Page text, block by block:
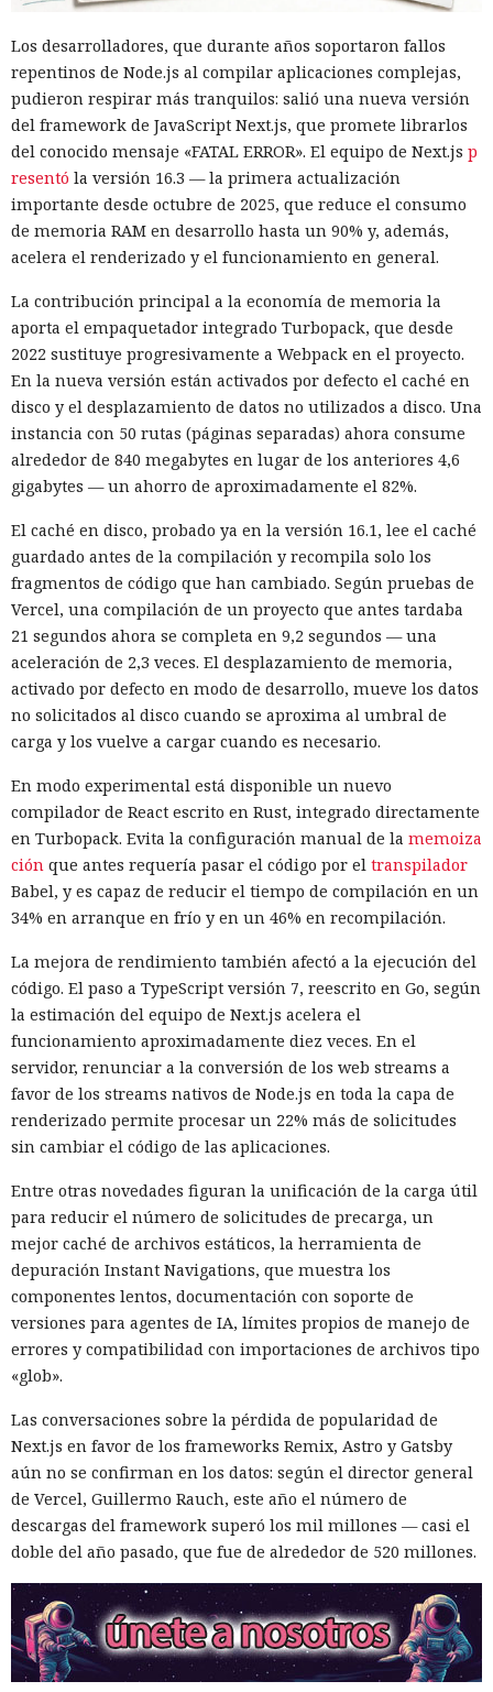
Según el representante de Zenity Michael Bargury, de entre
todos los navegadores con IA probados, Atlas contaba con
más barreras de seguridad, pero aun así consiguieron
sortearlas. Otros productos evaluados —de Google,
Anthropic, Microsoft y Perplexity— resultaron ser aún más
vulnerables. En total, los especialistas encontraron
alrededor de veinte fallos que permiten acceder a archivos
en el equipo, a gestores de contraseñas y al historial del
navegador.
Zenity comunicó los hallazgos a OpenAI ya en enero. La
compañía confirmó que luego reforzó la protección de Atlas
y que aplicó las mismas medidas a las funciones de
navegador en la aplicación ChatGPT. La propia compañía
dejará de mantener Atlas el 9 de agosto. Como alternativa,
OpenAIofrece a los usuariosla aplicación de escritorio
ChatGPT o la extensión para Chrome.
sustitución de instrucciones dentro de páginas que parecen
normales, por lo que confiar únicamente en las
comprobaciones integradas de la IA no es suficiente: se
necesitan restricciones más estrictas, que no dependan del
criterio del propio modelo, sobre qué acciones y con qué
nivel de acceso puede ejecutar el navegador de forma
automática.
Inspecciones que forzarán su
salida del mercado: China toma
represalias contra EE. UU. a
través de Palo Alto Networks
12:43 / 07.08.2026
Otra corporación corre el riesgo de repetir la triste suerte de
sus predecesoras.
Las sanciones y restricciones contra las empresas
tecnológicas chinas por parte de las autoridades
estadounidenses hace tiempo que son noticia habitual —
ahora un escenario similarse está desarrollandoen sentido
inverso. La Administración del Ciberespacio de China
anunció el inicio de una revisión de los productos de la
territorio del país, citando riesgos para la infraestructura
informática crítica y la seguridad nacional.
El regulador no nombró productos concretos de la compañía
sujetos a revisión, no reveló la naturaleza de posibles
vulnerabilidades ni precisó qué medidas podrían seguir en
caso de detectarse incumplimientos.
La decisión se produjo en medio del empeoramiento de las
disputas comerciales y tecnológicas entre Pekín y
Washington, que ponen en peligro la frágil tregua
Los desarrolladores, que durante años soportaron fallos
repentinos de Node.js al compilar aplicaciones complejas,
pudieron respirar más tranquilos: salió una nueva versión
del framework de JavaScript Next.js, que promete librarlos
del conocido mensaje «FATAL ERROR». El equipo de Next.js p
resentó la versión 16.3 — la primera actualización
importante desde octubre de 2025, que reduce el consumo
de memoria RAM en desarrollo hasta un 90% y, además,
acelera el renderizado y el funcionamiento en general.
La contribución principal a la economía de memoria la
aporta el empaquetador integrado Turbopack, que desde
2022 sustituye progresivamente a Webpack en el proyecto.
En la nueva versión están activados por defecto el caché en
disco y el desplazamiento de datos no utilizados a disco. Una
instancia con 50 rutas (páginas separadas) ahora consume
alrededor de 840 megabytes en lugar de los anteriores 4,6
gigabytes — un ahorro de aproximadamente el 82%.
El caché en disco, probado ya en la versión 16.1, lee el caché
guardado antes de la compilación y recompila solo los
fragmentos de código que han cambiado. Según pruebas de
Vercel, una compilación de un proyecto que antes tardaba
21 segundos ahora se completa en 9,2 segundos — una
aceleración de 2,3 veces. El desplazamiento de memoria,
activado por defecto en modo de desarrollo, mueve los datos
no solicitados al disco cuando se aproxima al umbral de
carga y los vuelve a cargar cuando es necesario.
En modo experimental está disponible un nuevo
compilador de React escrito en Rust, integrado directamente
en Turbopack. Evita la configuración manual de la memoiza
ción que antes requería pasar el código por el transpilador
Babel, y es capaz de reducir el tiempo de compilación en un
34% en arranque en frío y en un 46% en recompilación.
La mejora de rendimiento también afectó a la ejecución del
código. El paso a TypeScript versión 7, reescrito en Go, según
la estimación del equipo de Next.js acelera el
funcionamiento aproximadamente diez veces. En el
servidor, renunciar a la conversión de los web streams a
favor de los streams nativos de Node.js en toda la capa de
renderizado permite procesar un 22% más de solicitudes
sin cambiar el código de las aplicaciones.
Entre otras novedades figuran la unificación de la carga útil
para reducir el número de solicitudes de precarga, un
mejor caché de archivos estáticos, la herramienta de
depuración Instant Navigations, que muestra los
componentes lentos, documentación con soporte de
versiones para agentes de IA, límites propios de manejo de
errores y compatibilidad con importaciones de archivos tipo
«glob».
Las conversaciones sobre la pérdida de popularidad de
Next.js en favor de los frameworks Remix, Astro y Gatsby
aún no se confirman en los datos: según el director general
de Vercel, Guillermo Rauch, este año el número de
descargas del framework superó los mil millones — casi el
doble del año pasado, que fue de alrededor de 520 millones.